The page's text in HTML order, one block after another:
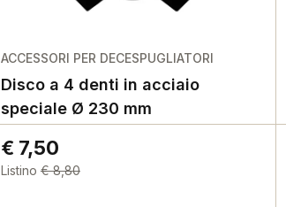
ACCESSORI PER DECESPUGLIATORI
Disco a 4 denti in acciaio
speciale Ø 230 mm
€ 7,50
Listino € 8,80